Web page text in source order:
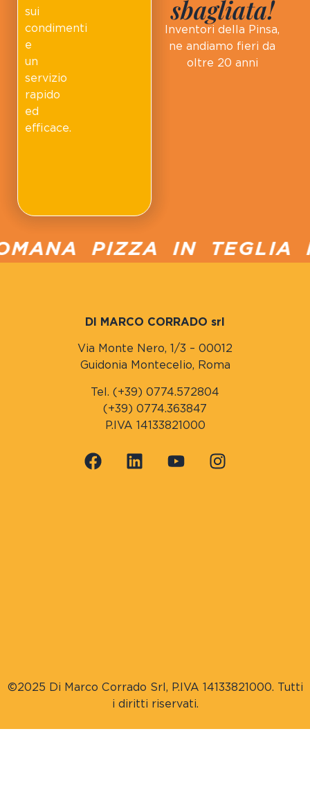
sbagliata!
Inventori della Pinsa,
ne andiamo fieri da
oltre 20 anni
sui
condimenti
e
un
servizio
rapido
ed
efficace.
PIZZA IN TEGLIA
DI MARCO CORRADO srl
Via Monte Nero, 1/3 – 00012
Guidonia Montecelio, Roma
Tel. (+39) 0774.572804
(+39) 0774.363847
P.IVA 14133821000
©2025 Di Marco Corrado Srl, P.IVA 14133821000. Tutti
i diritti riservati.